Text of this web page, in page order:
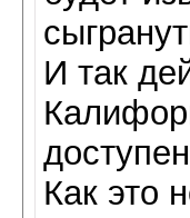
И так
Как это